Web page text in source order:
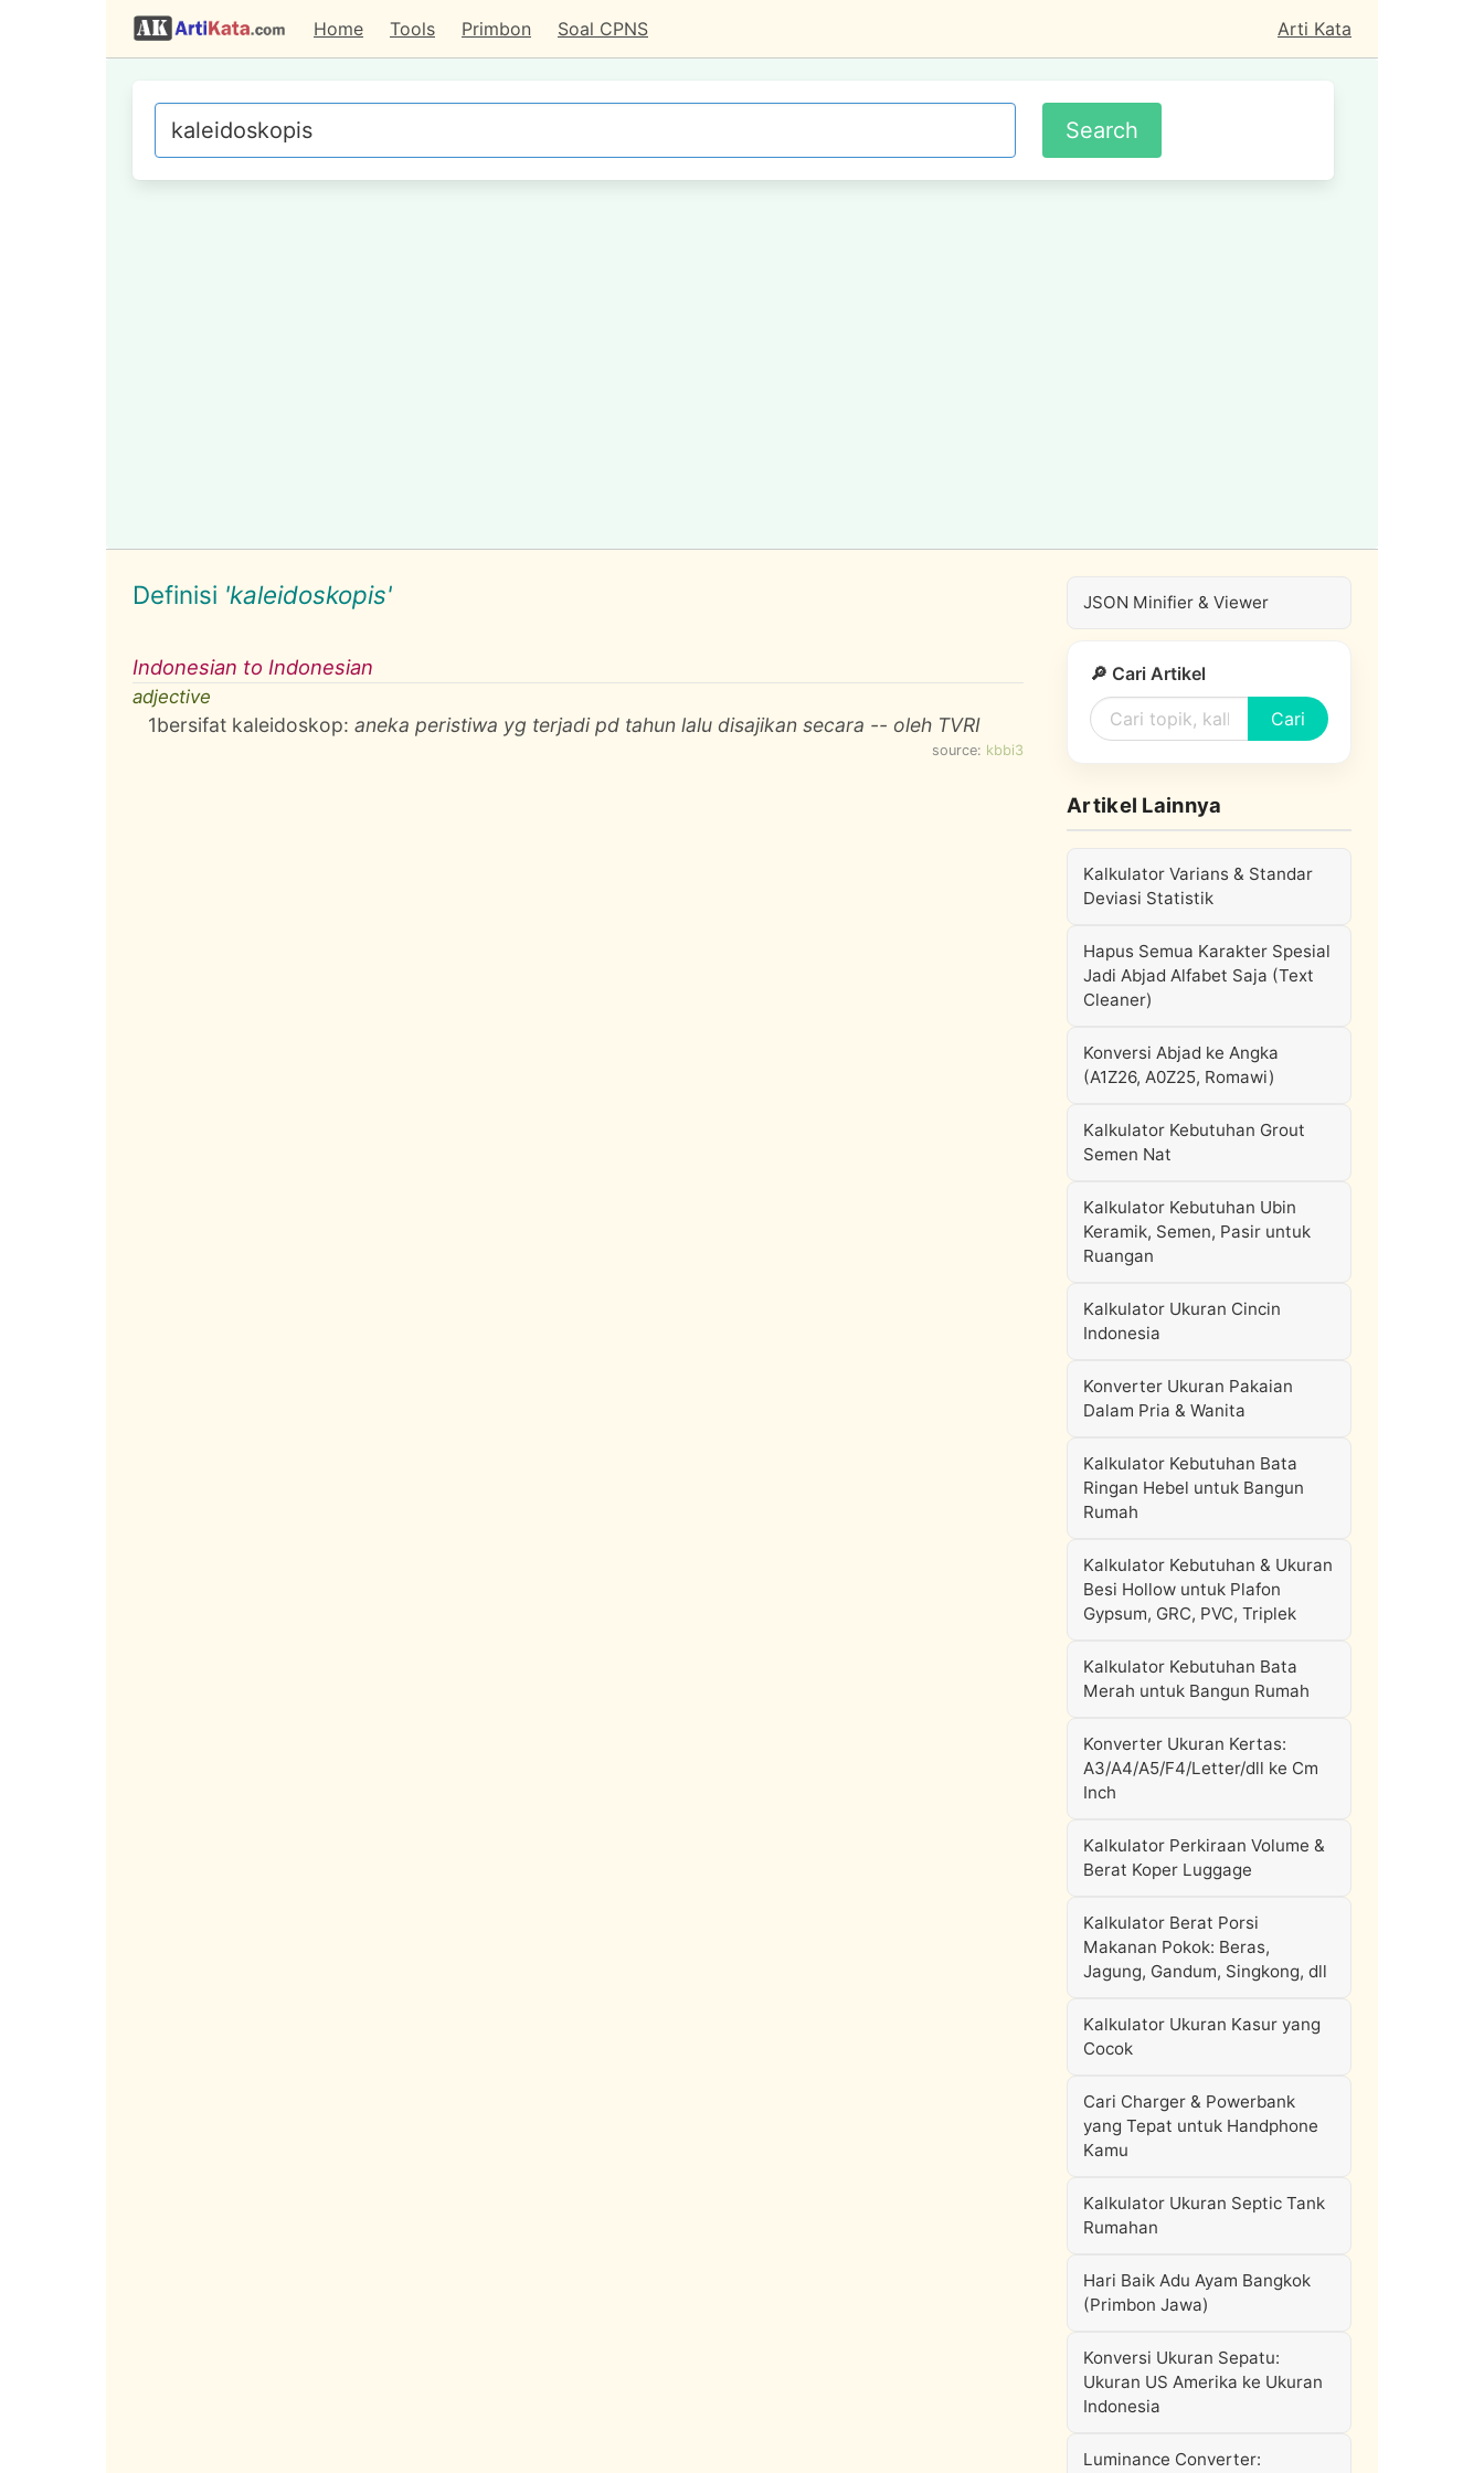
Home Tools Primbon Soal CPNS Arti Kata
Definisi 'kaleidoskopis'
Indonesian to Indonesian
adjective
1bersifat kaleidoskop:aneka peristiwa yg terjadi pd tahun lalu disajikan secara -- oleh TVRI
source: kbbi3
JSON Minifier & Viewer
🔎 Cari Artikel
Cari
Artikel Lainnya
Kalkulator Varians & Standar
Deviasi Statistik
Hapus Semua Karakter Spesial
Jadi Abjad Alfabet Saja (Text
Cleaner)
Konversi Abjad ke Angka
(A1Z26, A0Z25, Romawi)
Kalkulator Kebutuhan Grout
Semen Nat
Kalkulator Kebutuhan Ubin
Keramik, Semen, Pasir untuk
Ruangan
Kalkulator Ukuran Cincin
Indonesia
Konverter Ukuran Pakaian
Dalam Pria & Wanita
Kalkulator Kebutuhan Bata
Ringan Hebel untuk Bangun
Rumah
Kalkulator Kebutuhan & Ukuran
Besi Hollow untuk Plafon
Gypsum, GRC, PVC, Triplek
Kalkulator Kebutuhan Bata
Merah untuk Bangun Rumah
Konverter Ukuran Kertas:
A3/A4/A5/F4/Letter/dll ke Cm
Inch
Kalkulator Perkiraan Volume &
Berat Koper Luggage
Kalkulator Berat Porsi
Makanan Pokok: Beras,
Jagung, Gandum, Singkong, dll
Kalkulator Ukuran Kasur yang
Cocok
Cari Charger & Powerbank
yang Tepat untuk Handphone
Kamu
Kalkulator Ukuran Septic Tank
Rumahan
Hari Baik Adu Ayam Bangkok
(Primbon Jawa)
Konversi Ukuran Sepatu:
Ukuran US Amerika ke Ukuran
Indonesia
Luminance Converter: